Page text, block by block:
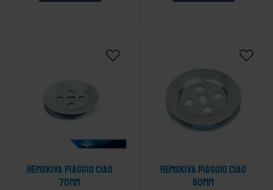
Remskiva Piaggio Ciao
70mm
Lägg till i önskelista
Remskiva Piaggio Ciao
80mm
Lägg